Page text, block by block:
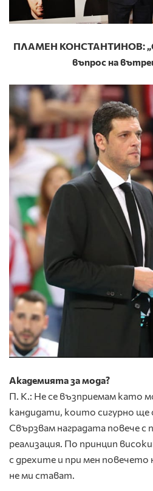
ПЛАМЕН КОНСТАНТИНОВ:
въпрос на
Академията за мода?
П. К.: Не се възприемам като
кандидати, които сигурно ще
Свързвам наградата повече с
реализация. По принцип
с дрехите и при мен
не ми стават.